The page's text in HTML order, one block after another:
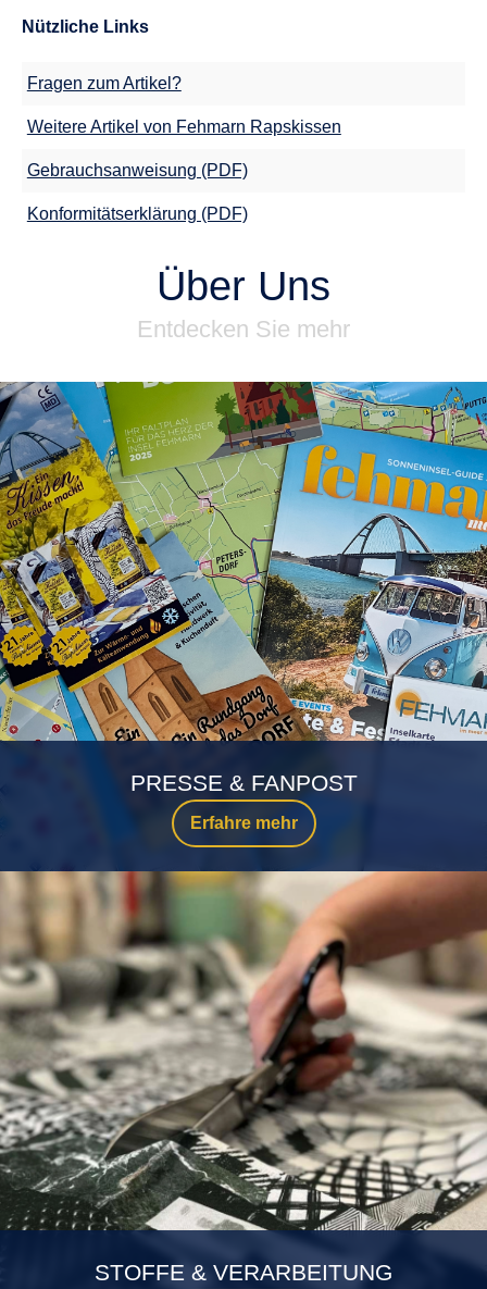
Nützliche Links
Fragen zum Artikel?
Weitere Artikel von Fehmarn Rapskissen
Gebrauchsanweisung (PDF)
Konformitätserklärung (PDF)
Über Uns
Entdecken Sie mehr
Erfahre mehr
PRESSE & FANPOST
STOFFE & VERARBEITUNG